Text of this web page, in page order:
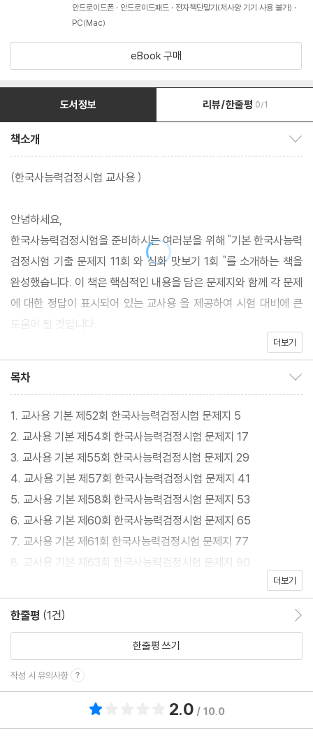
안드로이드폰
안드로이드패드
전자책단말기(저사양 기기 사용 불가)
PC(Mac)
eBook 구매
도서정보 리뷰/한줄평 0/1
책소개
(한국사능력검정시험 교사용 )
안녕하세요,
한국사능력검정시험을 준비하시는 여러분을 위해 "기본 한국사능력
검정시험 기출 문제지 11회 와 심화 맛보기 1회 "를 소개하는 책을
완성했습니다. 이 책은 핵심적인 내용을 담은 문제지와 함께 각 문제
에 대한 정답이 표시되어 있는 교사용 을 제공하여 시험 대비에 큰
도움이 될 것입니다.
의 학습 수준을 파악하고 더 나은 성적을 얻을 수 있을 것입니다
한방에 합격 노하우 !
교사용 문제지를 숙지하신후에 학생용 기출 문제들을 풀어주시기
바랍니다
이 교재는 시험 준비 마지막 마무리 단계를 위해 제작 되어 해설집은
포함 되지 않습니다
시험을 준비하시는 동안 이 책이 여러분의 실력 향상에 보탬이 되기
를 바랍니다. 함께 하여 이 시험을 성공적으로 통과하고 미래의 목표
를 달성하는 데 도움이 되길 기대합니다.
감사합니다.
더보기
목차
1. 교사용 기본 제52회 한국사능력검정시험 문제지 5
2. 교사용 기본 제54회 한국사능력검정시험 문제지 17
3. 교사용 기본 제55회 한국사능력검정시험 문제지 29
4. 교사용 기본 제57회 한국사능력검정시험 문제지 41
5. 교사용 기본 제58회 한국사능력검정시험 문제지 53
6. 교사용 기본 제60회 한국사능력검정시험 문제지 65
7. 교사용 기본 제61회 한국사능력검정시험 문제지 77
8. 교사용 기본 제63회 한국사능력검정시험 문제지 90
11. 교사용 기본 제67회 한국사능력검정시험 문제지 125
12. 교사용 심화 제68회 한국사능력검정시험 문제지 137
1. 학생용기본 제52회 한국사능력검정시험 문제지 149
2. 학생용기본 제54회 한국사능력검정시험 문제지 161
3. 학생용기본 제55회 한국사능력검정시험 문제지 173
4. 학생용기본 제57회 한국사능력검정시험 문제지 185
더보기
한줄평 (1건)
한줄평 쓰기
작성 시 유의사항
2.0 / 10.0